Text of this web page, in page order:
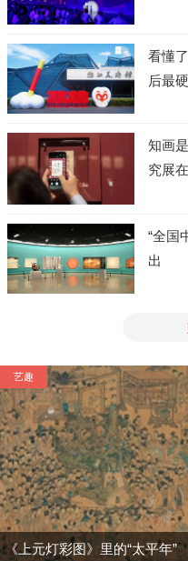
看懂
后最
知画
究展
“全国
出
《上元灯彩图》里的“太平年”
艺趣